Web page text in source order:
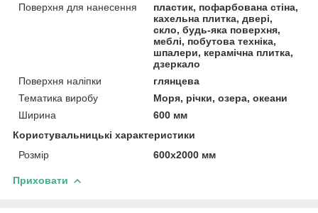
Поверхня для нанесення
пластик, пофарбована стіна,
кахельна плитка, двері,
скло, будь-яка поверхня,
меблі, побутова техніка,
шпалери, керамічна плитка,
дзеркало
Поверхня наліпки
глянцева
Тематика виробу
Моря, річки, озера, океани
Ширина
600 мм
Користувальницькі характеристики
Розмір
600х2000 мм
Приховати